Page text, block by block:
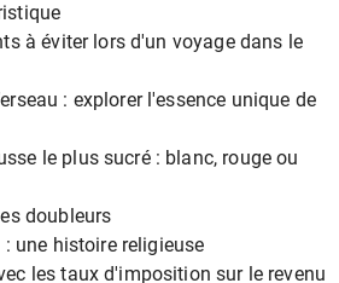
à éviter lors d'un voyage dans le
: explorer l'essence unique de
le plus sucré : blanc, rouge ou
doubleurs
une histoire religieuse
les taux d'imposition sur le revenu